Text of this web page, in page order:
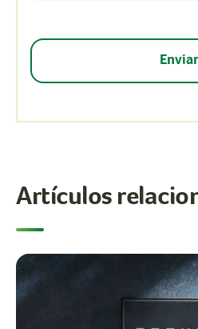
Artículos